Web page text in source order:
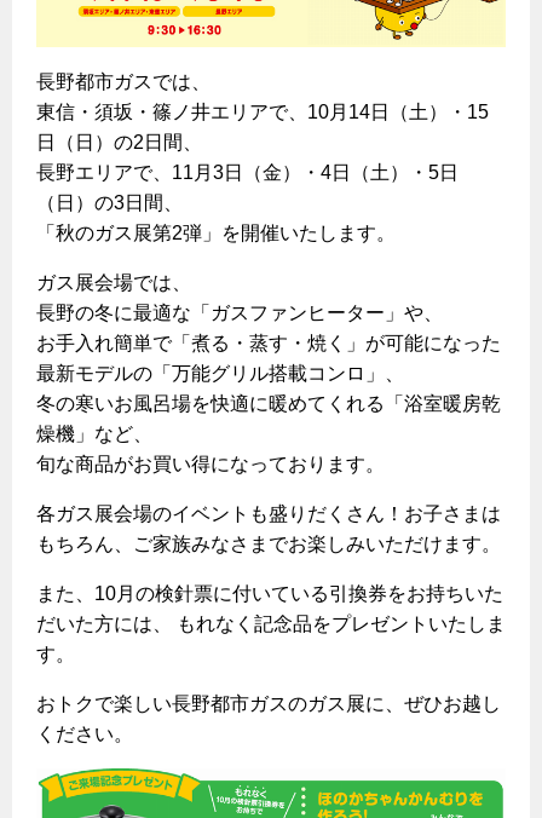
検針について
こんなときは
ガスくさいとき・警報器が鳴ったとき
ガスが出ないとき
ガス器具が故障したとき
地震のとき
ガス給湯器・風呂釜の凍結予防方法
故障診断
ガス工事に関する約款・委託要件・内管工事見積単価表
道路・敷地内で工事をされる皆さまへ
安全対策
ガスメーターの役割と安全機能
ガス・電気併用住宅とオール電化住宅の比較
経済性、環境性、創エネ
20代
30代
40代～50代
60代
プロパンガスから都市ガスへの切り替え
都市ガス切り替えのメリット
導入事例
都市ガス切り替え事例
レンジフード
オーブン・炊飯器
オーブン
警報器
警報器
バスルーム
浴室暖房乾燥機・脱衣室
ミストサウナ
衣類乾燥機
ガスファンヒーター
ガス温水床暖房・ルームヒーター
リフォーム事例紹介
テレビCM
スタッフ
リフォームの流れ
補助金について
リフォームのお知らせ
ショールーム
リフォームについてのお問い合わせ
都市ガスでんき 従量電灯Ｃ
都市ガスでんき 低圧電力
電気料金の計算について
ご請求とお支払い
約款
ご契約・お手続き
お申込み
停電時の対応
よくあるご質問
食育活動について
エコ・クッキング
料理教室レンタル
お問合わせ・資料請求 ショールーム
情報誌 企業情報
採用情報
長野都市ガスでは、
東信・須坂・篠ノ井エリアで、10月14日（土）・15
日（日）の2日間、
長野エリアで、11月3日（金）・4日（土）・5日
（日）の3日間、
「秋のガス展第2弾」を開催いたします。
ガス展会場では、
長野の冬に最適な「ガスファンヒーター」や、
お手入れ簡単で「煮る・蒸す・焼く」が可能になった
最新モデルの「万能グリル搭載コンロ」、
冬の寒いお風呂場を快適に暖めてくれる「浴室暖房乾
燥機」など、
旬な商品がお買い得になっております。
各ガス展会場のイベントも盛りだくさん！お子さまは
もちろん、ご家族みなさまでお楽しみいただけます。
また、10月の検針票に付いている引換券をお持ちいた
だいた方には、 もれなく記念品をプレゼントいたしま
す。
おトクで楽しい長野都市ガスのガス展に、ぜひお越し
ください。